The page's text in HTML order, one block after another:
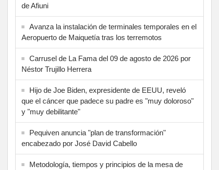
de Afiuni
Avanza la instalación de terminales temporales en el
Aeropuerto de Maiquetía tras los terremotos
Carrusel de La Fama del 09 de agosto de 2026 por
Néstor Trujillo Herrera
Hijo de Joe Biden, expresidente de EEUU, reveló
que el cáncer que padece su padre es "muy doloroso"
y "muy debilitante"
Pequiven anuncia "plan de transformación"
encabezado por José David Cabello
Metodología, tiempos y principios de la mesa de